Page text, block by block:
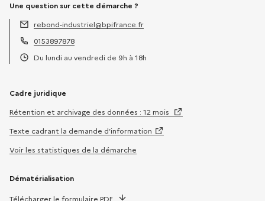
Une question sur cette démarche ?
Adresse électronique :
rebond-industriel@bpifrance.fr
Téléphone :
0153897878
Du lundi au vendredi de 9h à 18h
Cadre juridique
Rétention et archivage des données : 12 mois
Texte cadrant la demande d’information
Voir les statistiques de la démarche
Dématérialisation
Télécharger le formulaire PDF